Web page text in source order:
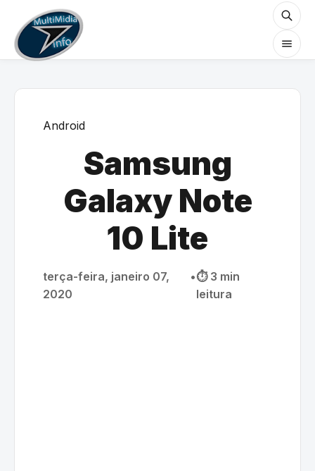
Android
Samsung
Galaxy Note
10 Lite
terça-feira, janeiro 07,
2020
•⏱️ 3 min
leitura